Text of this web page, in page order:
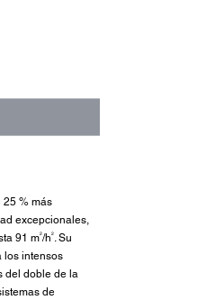
25 % más
excepcionales,
91 m2/h 2. Su
los intensos
del doble de la
de